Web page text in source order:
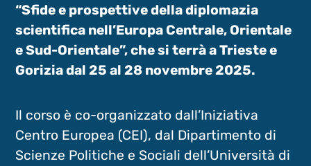
“Sfide e prospettive della diplomazia
scientifica nell’Europa Centrale, Orientale
e Sud-Orientale”, che si terrà a Trieste e
Gorizia dal 25 al 28 novembre 2025.
Il corso è co-organizzato dall’Iniziativa
Centro Europea (CEI), dal Dipartimento di
Scienze Politiche e Sociali dell’Università di